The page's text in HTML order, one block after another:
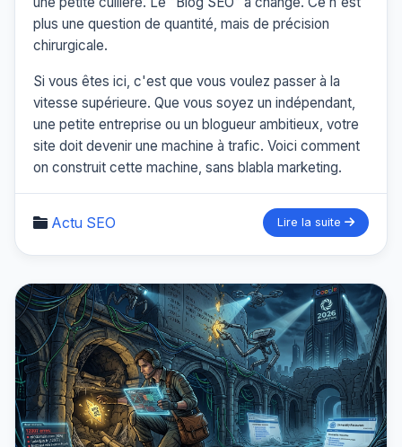
plus une question de quantité, mais de précision
chirurgicale.
Si vous êtes ici, c'est que vous voulez passer à la
vitesse supérieure. Que vous soyez un indépendant,
une petite entreprise ou un blogueur ambitieux, votre
site doit devenir une machine à trafic. Voici comment
on construit cette machine, sans blabla marketing.
Actu SEO Lire la suite